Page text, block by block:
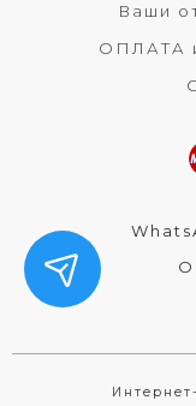
Ваши
ОПЛАТА